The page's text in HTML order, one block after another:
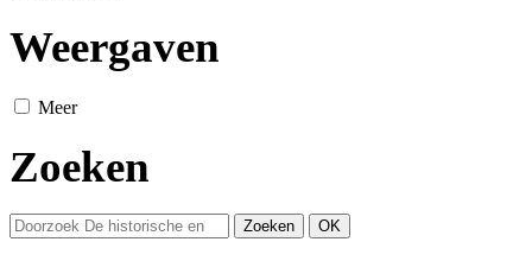
Weergaven
Meer
Zoeken